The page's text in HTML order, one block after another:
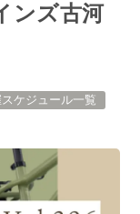
ンズ古河
ケジュール一覧